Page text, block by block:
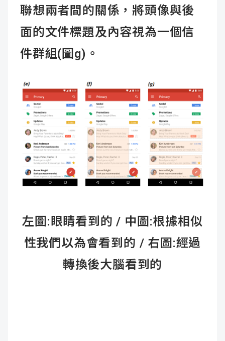
聯想兩者間的關係，將頭像與後
面的文件標題及內容視為一個信
件群組(圖g)。
左圖:眼睛看到的 / 中圖:根據相似
性我們以為會看到的 / 右圖:經過
轉換後大腦看到的